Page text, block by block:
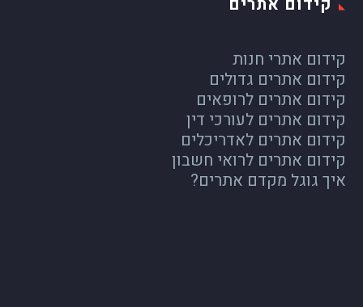
קידום אתרי חנות
קידום אתרים גדולים
קידום אתרים לרופאים
קידום אתרים לעורכי דין
קידום אתרים לאדריכלים
קידום אתרים לרואי חשבון
איך גוגל מקדם אתרים?